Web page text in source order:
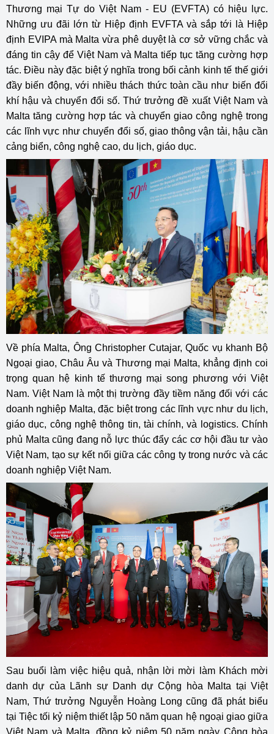
Thương mại Tự do Việt Nam - EU (EVFTA) có hiệu lực.
Những ưu đãi lớn từ Hiệp định EVFTA và sắp tới là Hiệp
định EVIPA mà Malta vừa phê duyệt là cơ sở vững chắc và
đáng tin cậy để Việt Nam và Malta tiếp tục tăng cường hợp
tác. Điều này đặc biệt ý nghĩa trong bối cảnh kinh tế thế giới
đầy biến động, với nhiều thách thức toàn cầu như biến đổi
khí hậu và chuyển đổi số. Thứ trưởng đề xuất Việt Nam và
Malta tăng cường hợp tác và chuyển giao công nghệ trong
các lĩnh vực như chuyển đổi số, giao thông vận tải, hậu cần
cảng biển, công nghệ cao, du lịch, giáo dục.
Về phía Malta, Ông Christopher Cutajar, Quốc vụ khanh Bộ
Ngoại giao, Châu Âu và Thương mại Malta, khẳng định coi
trọng quan hệ kinh tế thương mại song phương với Việt
Nam. Việt Nam là một thị trường đầy tiềm năng đối với các
doanh nghiệp Malta, đặc biệt trong các lĩnh vực như du lịch,
giáo dục, công nghệ thông tin, tài chính, và logistics. Chính
phủ Malta cũng đang nỗ lực thúc đẩy các cơ hội đầu tư vào
Việt Nam, tạo sự kết nối giữa các công ty trong nước và các
doanh nghiệp Việt Nam.
Sau buổi làm việc hiệu quả, nhận lời mời làm Khách mời
danh dự của Lãnh sự Danh dự Cộng hòa Malta tại Việt
Nam, Thứ trưởng Nguyễn Hoàng Long cũng đã phát biểu
tại Tiệc tối kỷ niệm thiết lập 50 năm quan hệ ngoại giao giữa
Việt Nam và Malta, đồng kỷ niệm 50 năm ngày Cộng hòa